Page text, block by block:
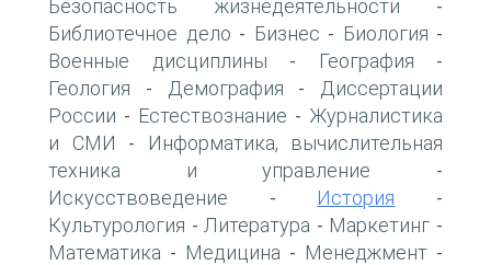
Безопасность жизнедеятельности -
Библиотечное дело - Бизнес - Биология -
Военные дисциплины - География -
Геология - Демография -
Диссертации
России - Естествознание - Журналистика
и СМИ -
Информатика, вычислительная
техника и управление -
Искусствоведение - История -
Культурология - Литература - Маркетинг -
Математика - Медицина - Менеджмент -